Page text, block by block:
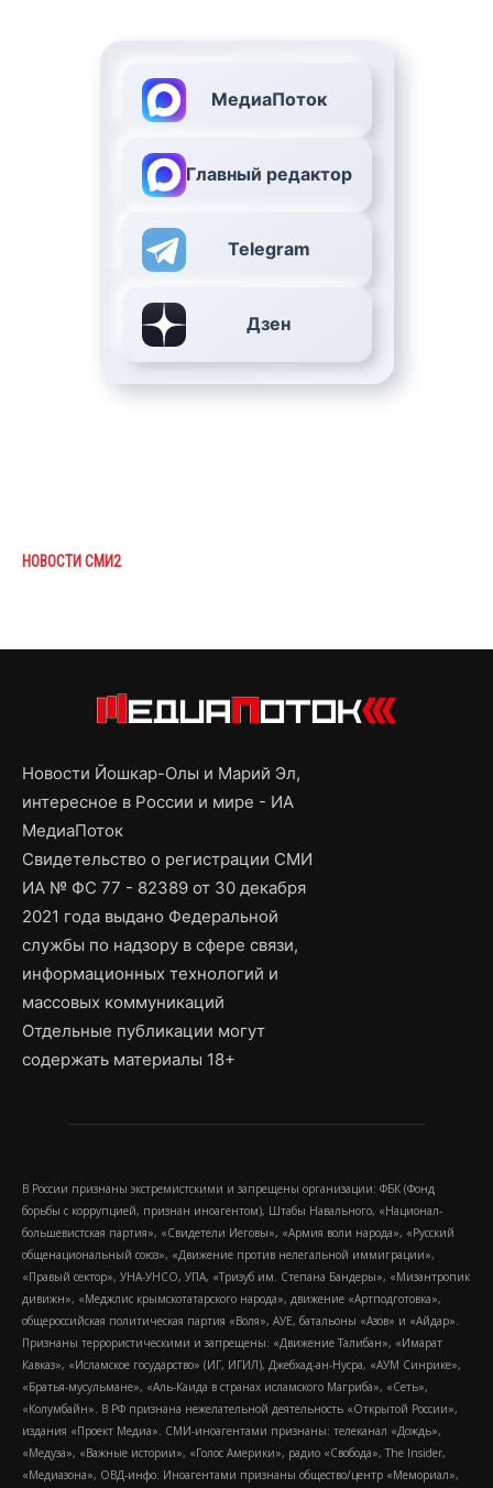
МедиаПоток
Главный редактор
Telegram
Дзен
НОВОСТИ СМИ2
Новости Йошкар-Олы и Марий Эл,
интересное в России и мире - ИА
МедиаПоток
Свидетельство о регистрации СМИ
ИА № ФС 77 - 82389 от 30 декабря
2021 года выдано Федеральной
службы по надзору в сфере связи,
информационных технологий и
массовых коммуникаций
Отдельные публикации могут
содержать материалы 18+
В России признаны экстремистскими и запрещены организации: ФБК (Фонд
борьбы с коррупцией, признан иноагентом), Штабы Навального, «Национал-
большевистская партия», «Свидетели Иеговы», «Армия воли народа», «Русский
общенациональный союз», «Движение против нелегальной иммиграции»,
«Правый сектор», УНА-УНСО, УПА, «Тризуб им. Степана Бандеры», «Мизантропик
дивижн», «Меджлис крымскотатарского народа», движение «Артподготовка»,
общероссийская политическая партия «Воля», АУЕ, батальоны «Азов» и «Айдар».
Признаны террористическими и запрещены: «Движение Талибан», «Имарат
Кавказ», «Исламское государство» (ИГ, ИГИЛ), Джебхад-ан-Нусра, «АУМ Синрике»,
«Братья-мусульмане», «Аль-Каида в странах исламского Магриба», «Сеть»,
«Колумбайн». В РФ признана нежелательной деятельность «Открытой России»,
издания «Проект Медиа». СМИ-иноагентами признаны: телеканал «Дождь»,
«Медуза», «Важные истории», «Голос Америки», радио «Свобода», The Insider,
«Медиазона», ОВД-инфо. Иноагентами признаны общество/центр «Мемориал»,